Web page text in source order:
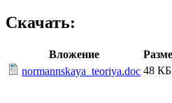
Скачать:
Вложение
normannskaya_teoriya.doc 48 КБ